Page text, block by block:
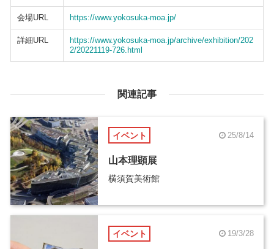
会場URL https://www.yokosuka-moa.jp/
詳細URL
https://www.yokosuka-moa.jp/archive/exhibition/202
2/20221119-726.html
関連記事
イベント 25/8/14
山本理顕展
横須賀美術館
イベント 19/3/28